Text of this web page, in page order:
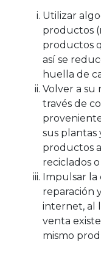
Utilizar
productos
productos
así se
huella de
Volver a su
través de
sus plantas
productos
reciclados
Impulsar la
reparación
internet, al
venta
mismo